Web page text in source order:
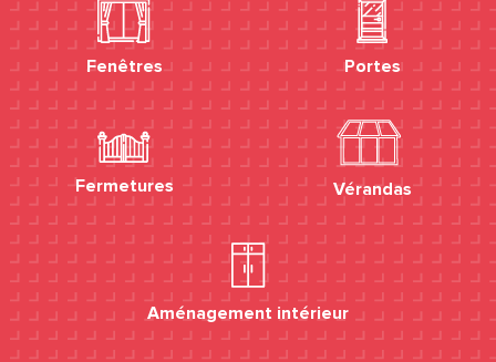
Fenêtres Portes
Fermetures Vérandas
Aménagement intérieur